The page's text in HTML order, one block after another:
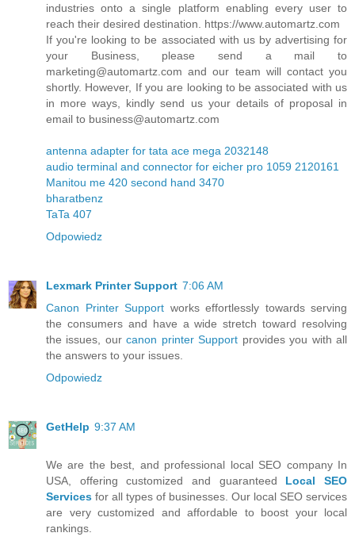
industries onto a single platform enabling every user to
reach their desired destination. https://www.automartz.com
If you're looking to be associated with us by advertising for
your Business, please send a mail to
marketing@automartz.com and our team will contact you
shortly. However, If you are looking to be associated with us
in more ways, kindly send us your details of proposal in
email to business@automartz.com
antenna adapter for tata ace mega 2032148
audio terminal and connector for eicher pro 1059 2120161
Manitou me 420 second hand 3470
bharatbenz
TaTa 407
Odpowiedz
Lexmark Printer Support 7:06 AM
Canon Printer Support works effortlessly towards serving
the consumers and have a wide stretch toward resolving
the issues, ourcanon printer Support provides you with all
the answers to your issues.
Odpowiedz
GetHelp 9:37 AM
We are the best, and professional local SEO company In
USA, offering customized and guaranteed Local SEO
Services for all types of businesses. Our local SEO services
are very customized and affordable to boost your local
rankings.